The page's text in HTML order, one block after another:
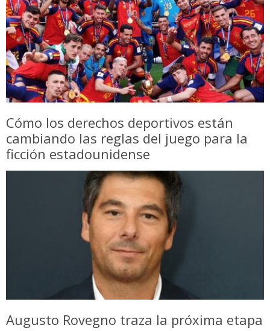
Cómo los derechos deportivos están
cambiando las reglas del juego para la
ficción estadounidense
Augusto Rovegno traza la próxima etapa